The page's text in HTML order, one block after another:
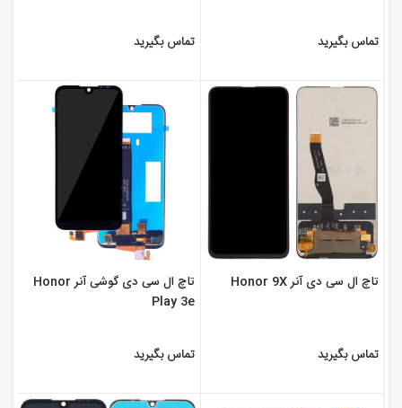
تماس بگیرید تماس بگیرید
تاچ ال سی دی آنر Honor 9X
تماس بگیرید
تاچ ال سی دی گوشی آنر Honor
Play 3e
تماس بگیرید